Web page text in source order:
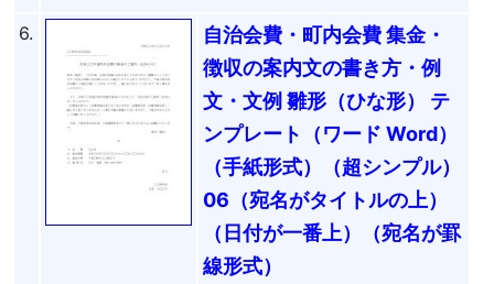
6.
自治会費・町内会費 集金・
徴収の案内文の書き方・例
文・文例 雛形（ひな形） テ
ンプレート（ワード Word）
（手紙形式）（超シンプル）
06（宛名がタイトルの上）
（日付が一番上）（宛名が罫
線形式）